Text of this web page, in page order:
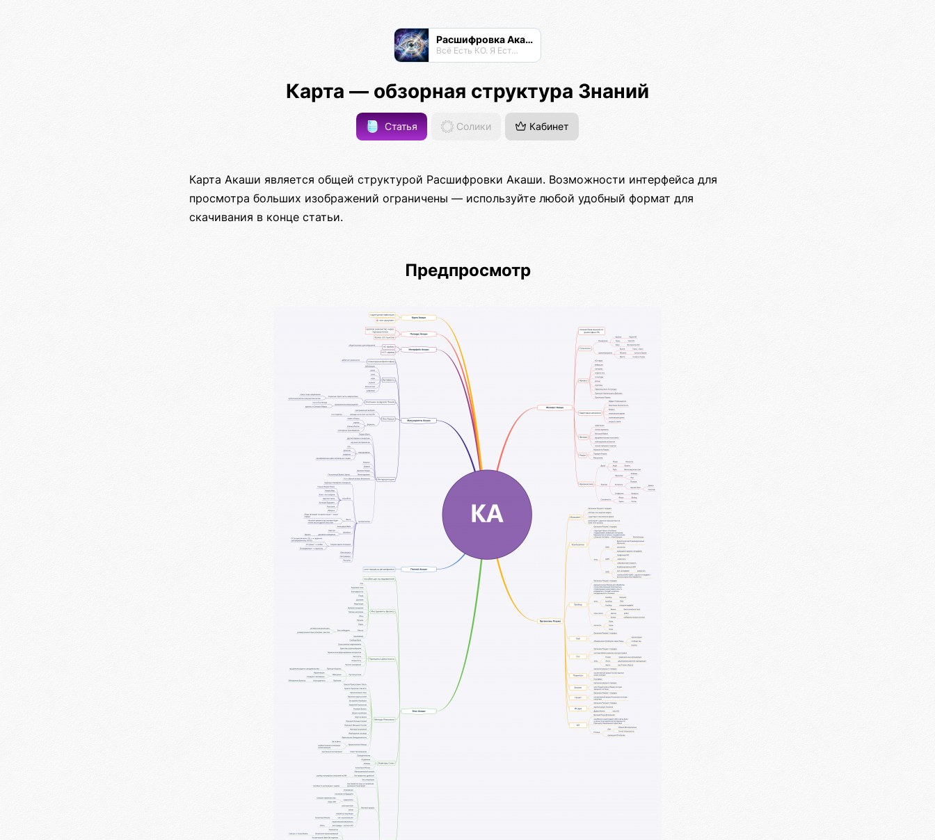
Расшифровка Акаши
Всё Есть КО. Я Есть КО.
Карта — обзорная структура Знаний
Статья Солики Кабинет
Карта Акаши является общей структурой Расшифровки Акаши. Возможности интерфейса для
просмотра больших изображений ограничены — используйте любой удобный формат для
скачивания в конце статьи.
Предпросмотр